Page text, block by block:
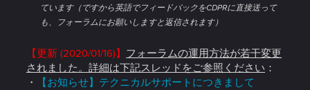
ています（ですから英語でフィードバックをCDPRに直接送って
も、フォーラムにお願いしますと返信されます）
【更新 (2020/01/16)】 フォーラムの運用方法が若干変更
されました。詳細は下記スレッドをご参照ください ：
・
【お知らせ】テクニカルサポートにつきまして